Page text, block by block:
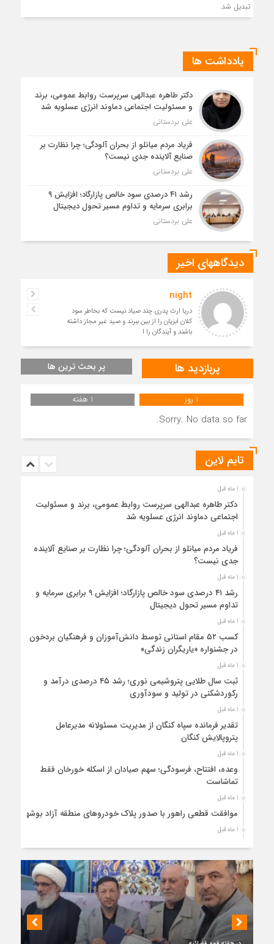
تبدیل شد.
یادداشت ها
دکتر طاهره عبدالهی سرپرست روابط عمومی، برند
و مسئولیت اجتماعی دماوند انرژی عسلویه شد
علی بردستانی
فریاد مردم میانلو از بحران آلودگی؛ چرا نظارت بر
صنایع آلاینده جدی نیست؟
علی بردستانی
رشد ۴۱ درصدی سود خالص پازارگاد؛ افزایش ۹
برابری سرمایه و تداوم مسیر تحول دیجیتال
علی بردستانی
دیدگاههای اخیر
night
دریا ارث پدری چند صیاد نیست که بخاطر سود
کلان ابزیان را از بین ببرند و صید غیر مجاز داشته
باشند و آیندگان را ا
پربازدید ها پر بحث ترین ها
1 روز 1 هفته
Sorry. No data so far.
تایم لاین
1 ماه قبل
دکتر طاهره عبدالهی سرپرست روابط عمومی، برند و مسئولیت
اجتماعی دماوند انرژی عسلویه شد
1 ماه قبل
فریاد مردم میانلو از بحران آلودگی؛ چرا نظارت بر صنایع آلاینده
جدی نیست؟
1 ماه قبل
رشد ۴۱ درصدی سود خالص پازارگاد؛ افزایش ۹ برابری سرمایه و
تداوم مسیر تحول دیجیتال
1 ماه قبل
کسب ۵۲ مقام استانی توسط دانش‌آموزان و فرهنگیان بردخون
در جشنواره «یاریگران زندگی»
1 ماه قبل
ثبت سال طلایی پتروشیمی نوری؛ رشد ۴۵ درصدی درآمد و
رکوردشکنی در تولید و سودآوری
1 ماه قبل
تقدیر فرمانده سپاه کنگان از مدیریت مسئولانه مدیرعامل
پتروپالایش کنگان
1 ماه قبل
وعده، افتتاح، فرسودگی؛ سهم صیادان از اسکله خورخان فقط
تماشاست
1 ماه قبل
موافقت قطعی راهور با صدور پلاک خودروهای منطقه آزاد بوشهر
1 ماه قبل
حضور میدانی واحد ثبتی دیر در آبدان؛ ارائه خدمات و نقشه‌برداری
رایگان برای کاهش مراجعات مردمی
1 ماه قبل
دبیر ستاد بزرگداشت هفته دولت در استان بوشهر منصوب شد
کمربندی دیر؛ مسیر نجاتی که در بن‌بست ترک‌فعل‌ها مانده است